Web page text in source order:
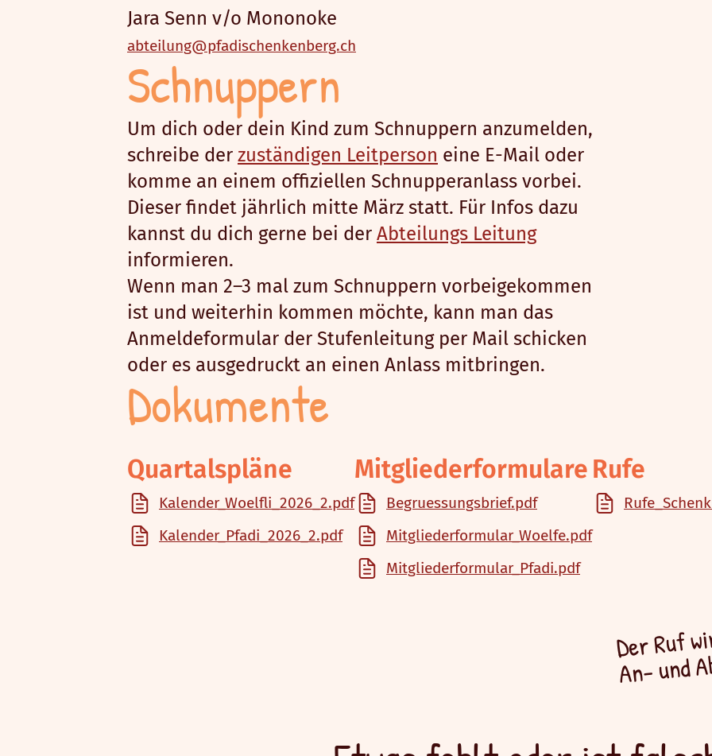
Jara Senn v/o Mononoke
abteilung@pfadischenkenberg.ch
Schnuppern
Um dich oder dein Kind zum Schnuppern anzumelden,
schreibe der zuständigen Leitperson eine E-Mail oder
komme an einem offiziellen Schnupperanlass vorbei.
Dieser findet jährlich mitte März statt. Für Infos dazu
kannst du dich gerne bei der Abteilungs Leitung
informieren.
Wenn man 2–3 mal zum Schnuppern vorbeigekommen
ist und weiterhin kommen möchte, kann man das
Anmeldeformular der Stufenleitung per Mail schicken
oder es ausgedruckt an einen Anlass mitbringen.
Dokumente
Quartalspläne
Kalender_Woelfli_2026_2.pdf
Kalender_Pfadi_2026_2.pdf
Mitgliederformulare
Begruessungsbrief.pdf
Mitgliederformular_Woelfe.pdf
Mitgliederformular_Pfadi.pdf
Rufe
Der Ruf
An- und